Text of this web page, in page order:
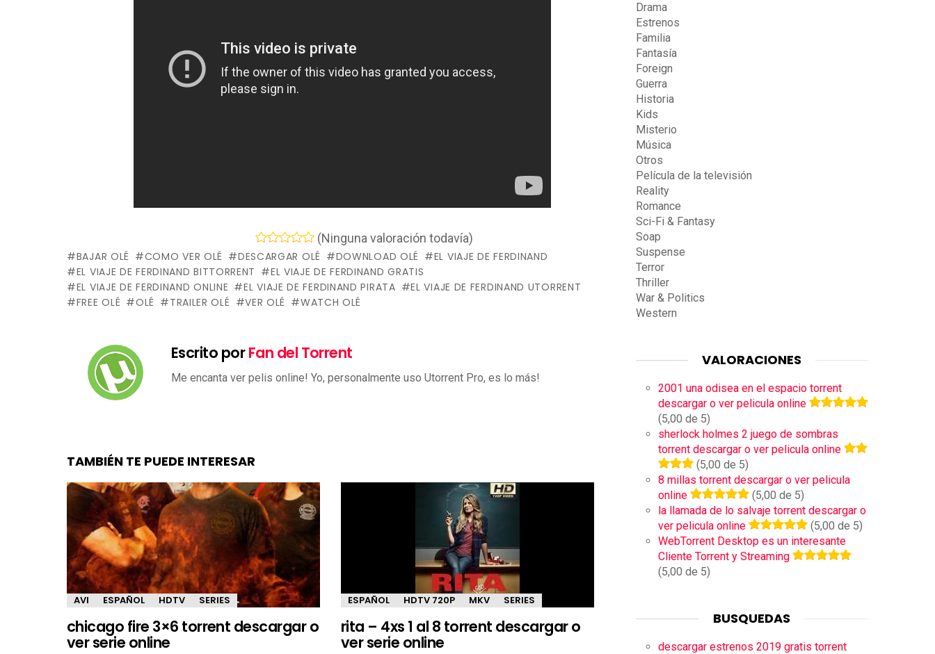
(Ninguna valoración todavía)
BAJAR OLÉ COMO VER OLÉ DESCARGAR OLÉ DOWNLOAD OLÉ
EL VIAJE DE FERDINAND
EL VIAJE DE FERDINAND BITTORRENT
EL VIAJE DE FERDINAND GRATIS
EL VIAJE DE FERDINAND ONLINE
EL VIAJE DE FERDINAND PIRATA
EL VIAJE DE FERDINAND UTORRENT
FREE OLÉ
OLÉ TRAILER OLÉ VER OLÉ WATCH OLÉ
Escrito porFan del Torrent
Me encanta ver pelis online! Yo, personalmente uso Utorrent Pro, es lo más!
TAMBIÉN TE PUEDE INTERESAR
AVI ESPAÑOL HDTV SERIES
chicago fire 3×6 torrent descargar o
ver serie online
ESPAÑOL HDTV 720P MKV SERIES
rita – 4xs 1 al 8 torrent descargar o
ver serie online
Drama
Estrenos
Familia
Fantasía
Foreign
Guerra
Historia
Kids
Misterio
Música
Otros
Película de la televisión
Reality
Romance
Sci-Fi & Fantasy
Soap
Suspense
Terror
Thriller
War & Politics
Western
VALORACIONES
2001 una odisea en el espacio torrent
descargar o ver pelicula online
(5,00 de 5)
sherlock holmes 2 juego de sombras
torrent descargar o ver pelicula online
(5,00 de 5)
8 millas torrent descargar o ver pelicula
online
(5,00 de 5)
la llamada de lo salvaje torrent descargar o
ver pelicula online
(5,00 de 5)
WebTorrent Desktop es un interesante
Cliente Torrent y Streaming
(5,00 de 5)
BUSQUEDAS
descargar estrenos 2019 gratis torrent